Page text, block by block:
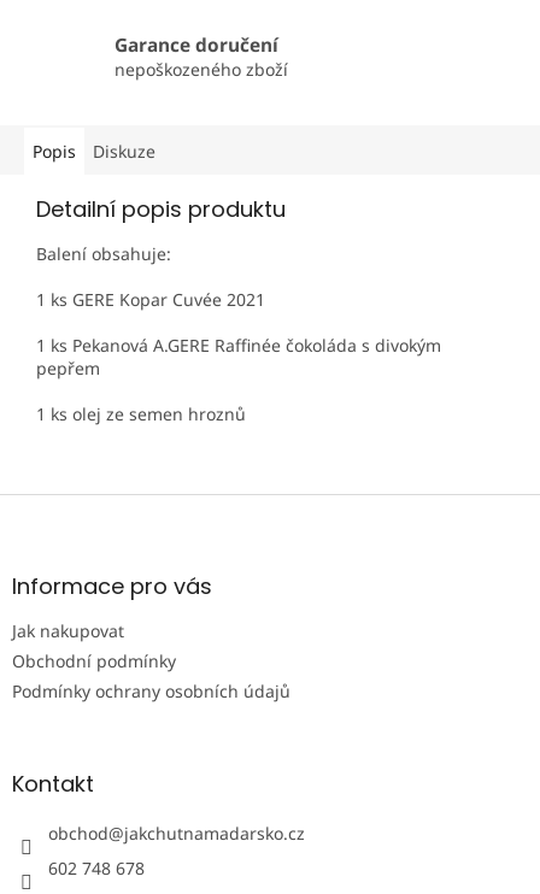
Garance doručení
nepoškozeného zboží
Popis Diskuze
Detailní popis produktu
Balení obsahuje:
1 ks GERE Kopar Cuvée 2021
1 ks Pekanová A.GERE Raffinée čokoláda s divokým
pepřem
1 ks olej ze semen hroznů
Z
aInformace pro vás
Jak nakupovat
Obchodní podmínky
Podmínky ochrany osobních údajů
Kontakt
obchod@jakchutnamadarsko.cz
602 748 678